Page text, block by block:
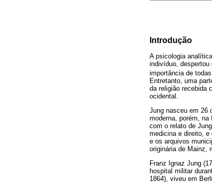
Introdução
A psicologia
indivíduo,
importância de
Entretanto, uma
da religião recebida
ocidental.
Jung nasceu em 26
moderna, porém,
com o relato de
medicina e direito, e
e os arquivos
originária de Mainz,
Franz Ignaz Jung
hospital militar
1864), viveu em